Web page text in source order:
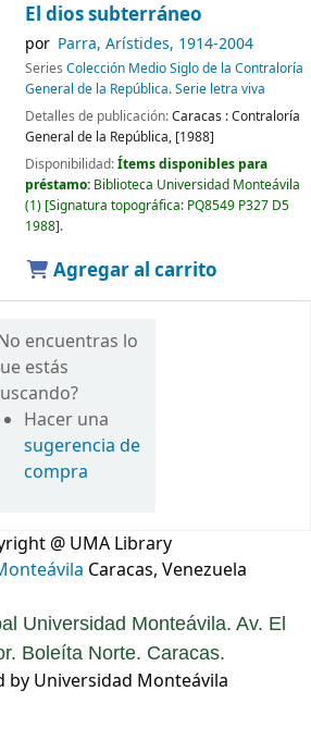
El dios subterráneo
por Parra, Arístides, 1914-2004
Series Colección Medio Siglo de la Contraloría
General de la República. Serie letra viva
Detalles de publicación:Caracas :Contraloría
General de la República, [1988]
Disponibilidad:Ítems disponibles para
préstamo: Biblioteca Universidad Monteávila
(1) Signatura topográfica: PQ8549 P327 D5
1988 .
Agregar al carrito
encuentras lo
estás
Hacer una
sugerencia de
compra
@ UMA Library
Caracas, Venezuela
Universidad Monteávila. Av. El
Boleíta Norte. Caracas.
by Universidad Monteávila